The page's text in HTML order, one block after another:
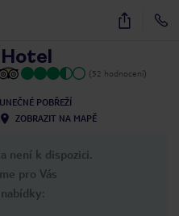
56
(52 hodnocení)
POBŘEŽÍ
ZOBRAZIT NA MAPĚ
není k dispozici.
pro Vás